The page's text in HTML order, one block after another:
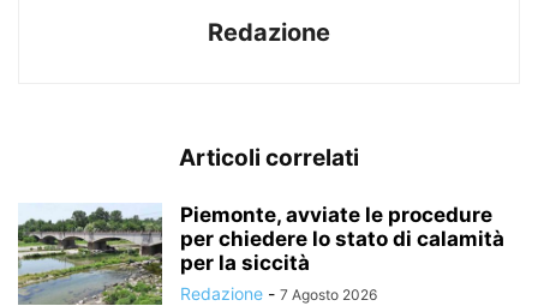
Redazione
Articoli correlati
Piemonte, avviate le procedure
per chiedere lo stato di calamità
per la siccità
Redazione - 7 Agosto 2026